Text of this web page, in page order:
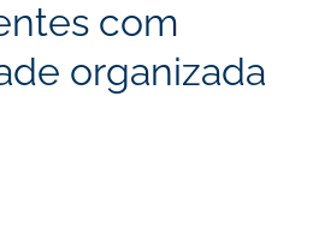
com
organizada